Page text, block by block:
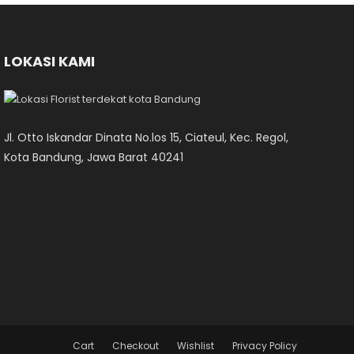
LOKASI KAMI
Jl. Otto Iskandar Dinata No.los 15, Ciateul, Kec. Regol,
Kota Bandung, Jawa Barat 40241
Cart Checkout Wishlist Privacy Policy